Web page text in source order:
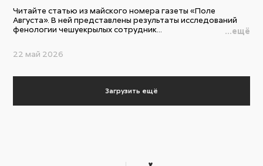
Читайте статью из майского номера газеты «Поле
Августа». В ней представлены результаты исследований
фенологии чешуекрылых сотрудник...
...ещё
22 май 2026
Загрузить ещё